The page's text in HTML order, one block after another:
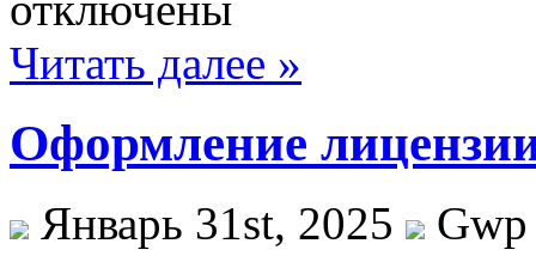
Читать далее »
Оформление
Январь 31st, 2025
Gwp